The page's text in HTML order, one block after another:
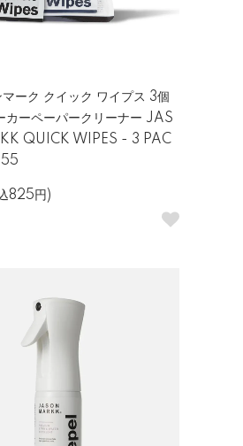
ーク クイック ワイプス 3個
カーペーパークリーナー JAS
QUICK WIPES - 3 PAC
825円)